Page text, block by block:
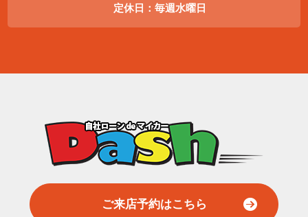
定休日：毎週水曜日
ご来店予約はこちら